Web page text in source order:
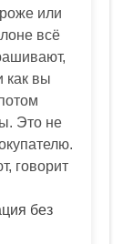
или
всё
как вы
Это не
говорит
без